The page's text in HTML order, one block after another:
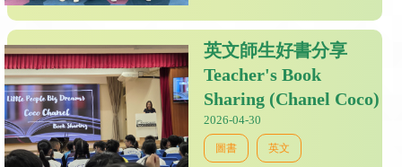
英文師生好書分享
Teacher's Book
Sharing (Chanel Coco)
2026-04-30
圖書 英文